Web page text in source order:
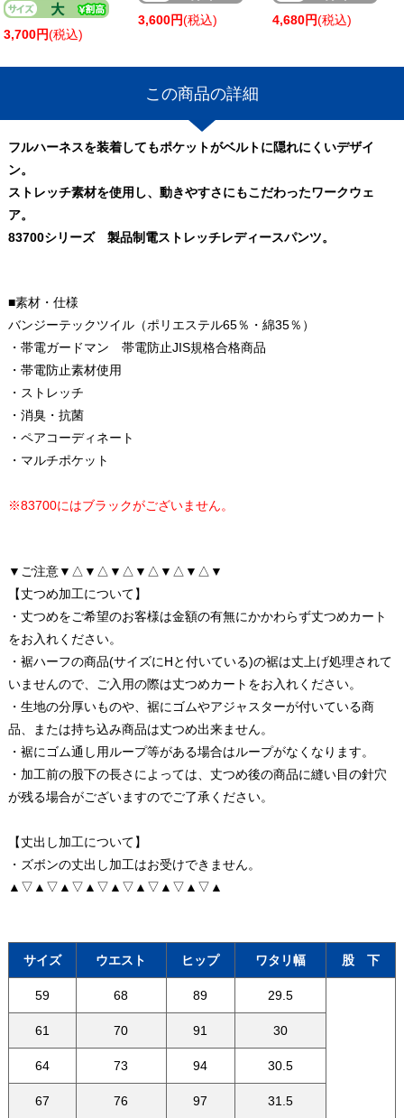
3,700円(税込)
3,600円(税込) 4,680円(税込)
この商品の詳細
フルハーネスを装着してもポケットがベルトに隠れにくいデザイ
ン。
ストレッチ素材を使用し、動きやすさにもこだわったワークウェ
ア。
83700シリーズ 製品制電ストレッチレディースパンツ。
■素材・仕様
バンジーテックツイル（ポリエステル65％・綿35％）
・帯電ガードマン 帯電防止JIS規格合格商品
・帯電防止素材使用
・ストレッチ
・消臭・抗菌
・ペアコーディネート
・マルチポケット
※83700にはブラックがございません。
▼ご注意▼△▼△▼△▼△▼△▼△▼
【丈つめ加工について】
・丈つめをご希望のお客様は金額の有無にかかわらず丈つめカート
をお入れください。
・裾ハーフの商品(サイズにHと付いている)の裾は丈上げ処理されて
いませんので、ご入用の際は丈つめカートをお入れください。
・生地の分厚いものや、裾にゴムやアジャスターが付いている商
品、または持ち込み商品は丈つめ出来ません。
・裾にゴム通し用ループ等がある場合はループがなくなります。
・加工前の股下の長さによっては、丈つめ後の商品に縫い目の針穴
が残る場合がございますのでご了承ください。
【丈出し加工について】
・ズボンの丈出し加工はお受けできません。
▲▽▲▽▲▽▲▽▲▽▲▽▲▽▲▽▲
サイズ ウエスト ヒップ ワタリ幅 股 下
59 68 89 29.5
61 70 91 30
64 73 94 30.5
67 76 97 31.5